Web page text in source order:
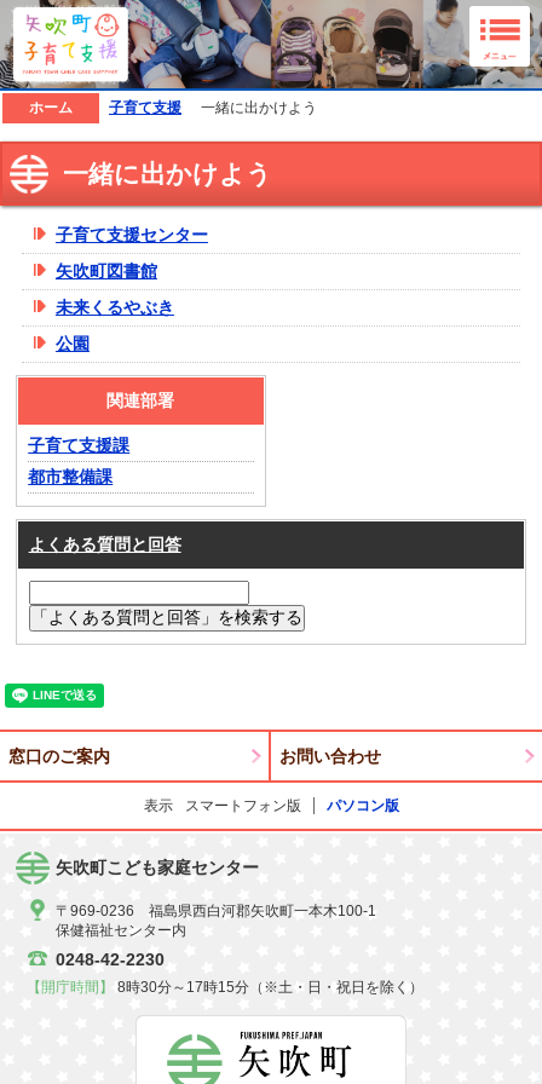
矢吹町子育て支援ホームページ
ホーム 子育て支援 一緒に出かけよう
一緒に出かけよう
子育て支援センター
矢吹町図書館
未来くるやぶき
公園
関連部署
子育て支援課
都市整備課
よくある質問と回答
窓口のご案内 お問い合わせ
表示 スマートフォン版 パソコン版
矢吹町こども家庭センター
〒969-0236 福島県西白河郡矢吹町一本木100-1
保健福祉センター内
0248-42-2230
【開庁時間】 8時30分～17時15分（※土・日・祝日を除く）